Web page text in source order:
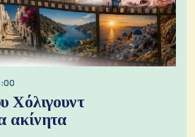
Χόλιγουντ
ακίνητα